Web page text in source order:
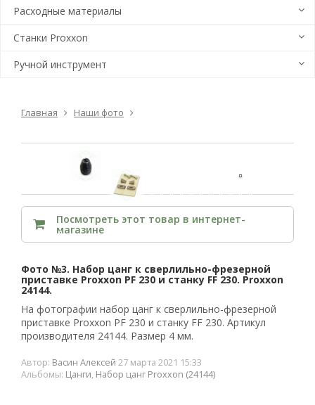
Расходные материалы
Станки Proxxon
Ручной инструмент
Главная Наши фото
Посмотреть этот товар в интернет-
магазине
Фото №3. Набор цанг к сверлильно-фрезерной
приставке Proxxon PF 230 и станку FF 230. Proxxon
24144.
На фотографии набор цанг к сверлильно-фрезерной
приставке Proxxon PF 230 и станку FF 230. Артикул
производителя 24144. Размер 4 мм.
Автор: Васин Алексей 27 марта 2021 15:33
Альбомы: Цанги, Набор цанг Proxxon (24144)